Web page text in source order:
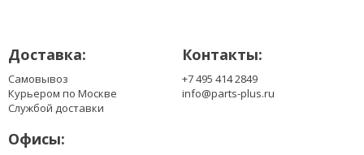
Доставка:
Самовывоз
Курьером по Москве
Службой доставки
Контакты:
+7 495 414 2849
info@parts-plus.ru
Офисы: